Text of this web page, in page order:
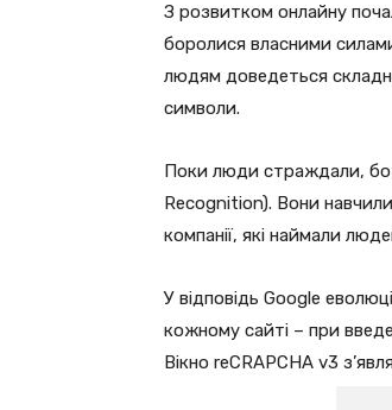
З розвитком онлайну
боролися власними
людям доведеться
символи.
Поки люди страждали,
Recognition). Вони
компанії, які наймали
У відповідь Google
кожному сайті – при
Вікно reCRAPCHA v3